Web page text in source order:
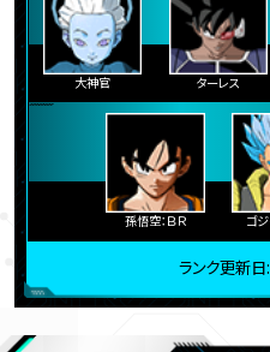
大神官 ターレス
孫悟空：ＢＲ ゴジ
ランク更新